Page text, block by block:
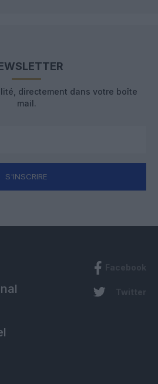
directement dans votre boîte
mail.
S'INSCRIRE